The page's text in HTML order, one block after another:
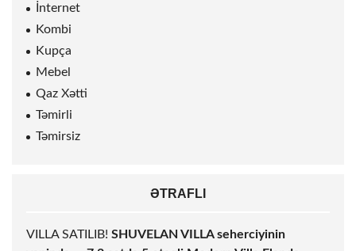
İnternet
Kombi
Kupça
Mebel
Qaz Xətti
Təmirli
Təmirsiz
ƏTRAFLI
VILLA SATILIB! SHUVELAN VILLA seherciyinin